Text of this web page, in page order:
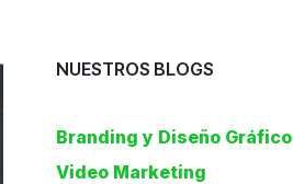
NUESTROS BLOGS
Branding y Diseño Gráfico
Video Marketing